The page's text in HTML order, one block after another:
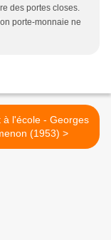
des portes closes.
porte-monnaie ne
à l'école - Georges
Simenon (1953) >